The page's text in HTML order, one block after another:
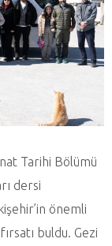
Tarihi Bölümü
dersi
önemli
buldu. Gezi